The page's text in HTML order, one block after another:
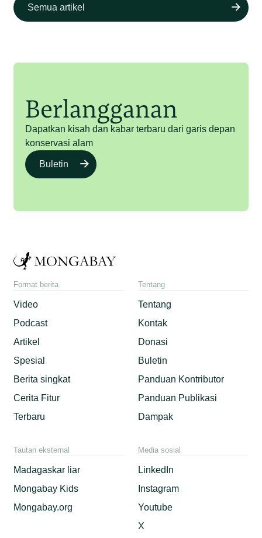
Semua artikel
Berlangganan
Dapatkan kisah dan kabar terbaru dari garis depan
konservasi alam
Buletin
Format berita
Video
Podcast
Artikel
Spesial
Berita singkat
Cerita Fitur
Terbaru
Tentang
Tentang
Kontak
Donasi
Buletin
Panduan Kontributor
Panduan Publikasi
Dampak
Tautan eksternal
Madagaskar liar
Mongabay Kids
Mongabay.org
Media sosial
LinkedIn
Instagram
Youtube
X